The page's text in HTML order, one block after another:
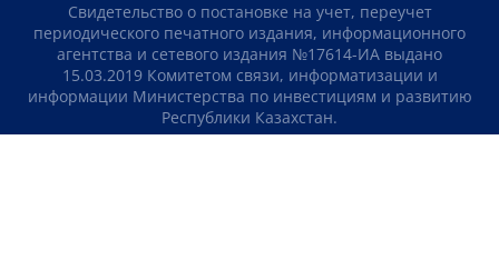
Свидетельство о постановке на учет, переучет
периодического печатного издания, информационного
агентства и сетевого издания №17614-ИА выдано
15.03.2019 Комитетом связи, информатизации и
информации Министерства по инвестициям и развитию
Республики Казахстан.